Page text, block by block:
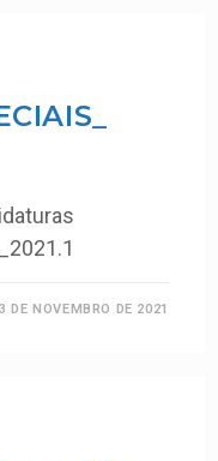
DE NOVEMBRO DE 2021